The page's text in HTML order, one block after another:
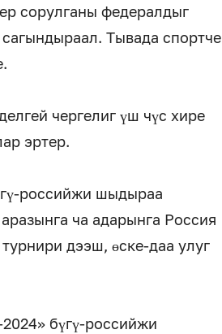
сорулганы федералдыг
Тывада спортче
чергелиг үш чүс хире
эртер.
российжи шыдыраа
ча адарынга Россия
дээш, өске-даа улуг
бүгү-российжи